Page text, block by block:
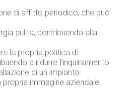
di affitto periodico, che può
pulita, contribuendo alla
la propria politica di
a ridurre l’inquinamento
di un impianto
immagine aziendale.